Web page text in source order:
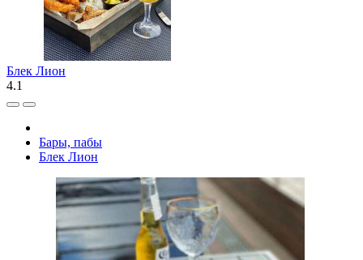
Блек Лион
4.1
Бары, пабы
Блек Лион